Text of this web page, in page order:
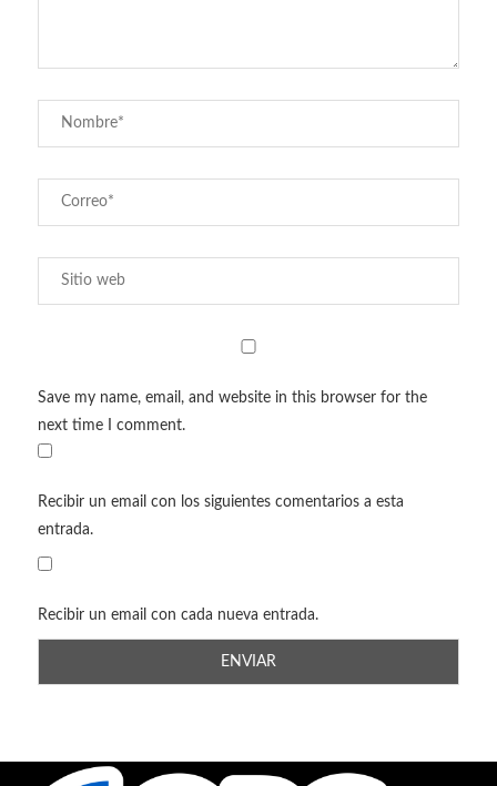
Save my name, email, and website in this browser for the
next time I comment.
Recibir un email con los siguientes comentarios a esta
entrada.
Recibir un email con cada nueva entrada.